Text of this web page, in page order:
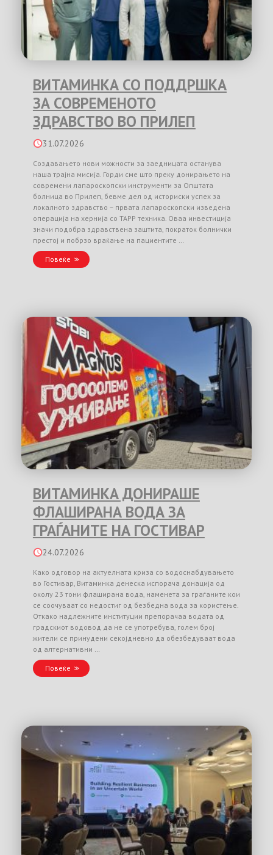
ВИТАМИНКА СО ПОДДРШКА
ЗА СОВРЕМЕНОТО
ЗДРАВСТВО ВО ПРИЛЕП
31.07.2026
Создавањето нови можности за заедницата останува
наша трајна мисија. Горди сме што преку донирањето на
современи лапароскопски инструменти за Општата
болница во Прилеп, бевме дел од историски успех за
локалното здравство – првата лапароскопски изведена
операција на хернија со TAPP техника. Оваа инвестиција
значи подобра здравствена заштита, пократок болнички
престој и побрзо враќање на пациентите …
Повеќе
ВИТАМИНКА ДОНИРАШЕ
ФЛАШИРАНА ВОДА ЗА
ГРАЃАНИТЕ НА ГОСТИВАР
24.07.2026
Како одговор на актуелната криза со водоснабдувањето
во Гостивар, Витаминка денеска испорача донација од
околу 23 тони флаширана вода, наменета за граѓаните кои
се соочуваат со недостиг од безбедна вода за користење.
Откако надлежните институции препорачаа водата од
градскиот водовод да не се употребува, голем број
жители се принудени секојдневно да обезбедуваат вода
од алтернативни …
Повеќе